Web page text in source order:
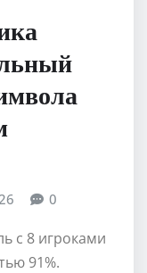
0
с 8 игроками
91%.